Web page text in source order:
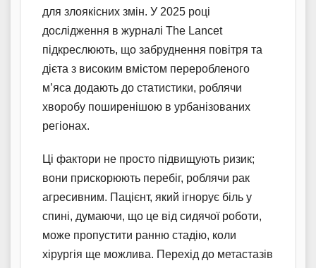
для злоякісних змін. У 2025 році
дослідження в журналі The Lancet
підкреслюють, що забруднення повітря та
дієта з високим вмістом переробленого
м’яса додають до статистики, роблячи
хворобу поширенішою в урбанізованих
регіонах.
Ці фактори не просто підвищують ризик;
вони прискорюють перебіг, роблячи рак
агресивним. Пацієнт, який ігнорує біль у
спині, думаючи, що це від сидячої роботи,
може пропустити ранню стадію, коли
хірургія ще можлива. Перехід до метастазів